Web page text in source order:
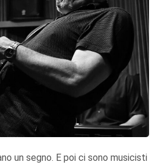
un segno. E poi ci sono musicisti